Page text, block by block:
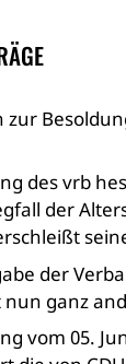
des vrb
der
der
ganz
vom 05.